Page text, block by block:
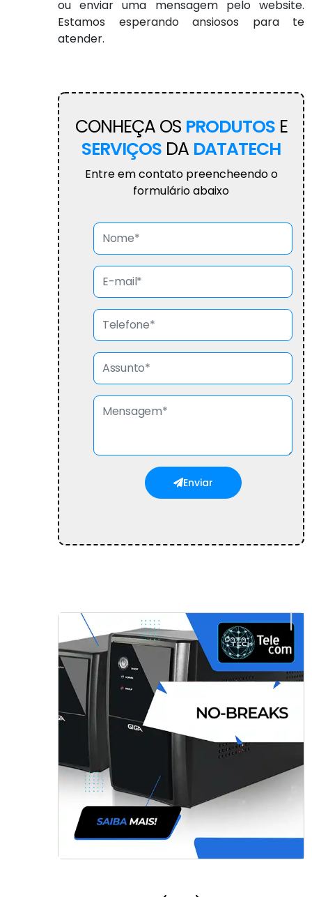
ou enviar uma mensagem pelo website.
Estamos esperando ansiosos para te
atender.
CONHEÇA OS PRODUTOSE
SERVIÇOS DA DATATECH
Entre em contato preencheendo o
formulário abaixo
Enviar
Laudo Termográfico de Instalações em
SP